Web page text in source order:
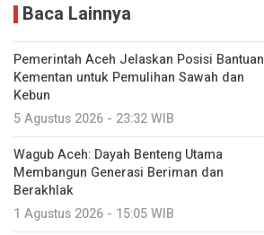
Baca Lainnya
Pemerintah Aceh Jelaskan Posisi Bantuan
Kementan untuk Pemulihan Sawah dan
Kebun
5 Agustus 2026 - 23:32 WIB
Wagub Aceh: Dayah Benteng Utama
Membangun Generasi Beriman dan
Berakhlak
1 Agustus 2026 - 15:05 WIB